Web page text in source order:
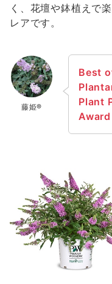
く、花壇や鉢植えで
レアです。
藤姫®
Best
Plant